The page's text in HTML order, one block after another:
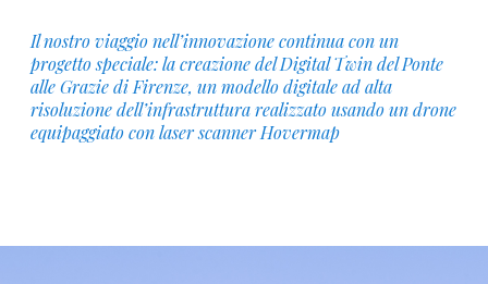
Il nostro viaggio nell’innovazione continua con un
progetto speciale: la creazione del Digital Twin del Ponte
alle Grazie di Firenze, un modello digitale ad alta
risoluzione dell’infrastruttura realizzato usando un drone
equipaggiato con laser scanner Hovermap